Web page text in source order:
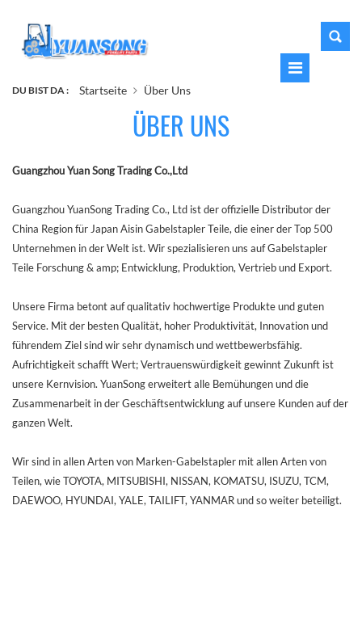
DU BIST DA : Startseite Über Uns
ÜBER UNS
Guangzhou Yuan Song Trading Co.,Ltd
Guangzhou YuanSong Trading Co., Ltd ist der offizielle Distributor der
China Region für Japan Aisin Gabelstapler Teile, die einer der Top 500
Unternehmen in der Welt ist. Wir spezialisieren uns auf Gabelstapler
Teile Forschung & amp; Entwicklung, Produktion, Vertrieb und Export.
Unsere Firma betont auf qualitativ hochwertige Produkte und guten
Service. Mit der besten Qualität, hoher Produktivität, Innovation und
führendem Ziel sind wir sehr dynamisch und wettbewerbsfähig.
Aufrichtigkeit schafft Wert; Vertrauenswürdigkeit gewinnt Zukunft ist
unsere Kernvision. YuanSong erweitert alle Bemühungen und die
Zusammenarbeit in der Geschäftsentwicklung auf unsere Kunden auf der
ganzen Welt.
Wir sind in allen Arten von Marken-Gabelstapler mit allen Arten von
Teilen, wie TOYOTA, MITSUBISHI, NISSAN, KOMATSU, ISUZU, TCM,
DAEWOO, HYUNDAI, YALE, TAILIFT, YANMAR und so weiter beteiligt.